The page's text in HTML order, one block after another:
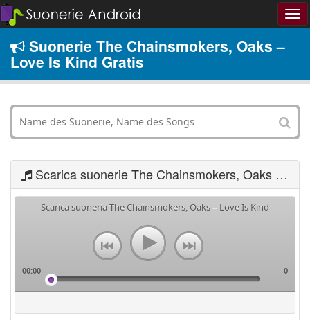
Suonerie The Chainsmokers, Oaks –
Love Is Kind Gratis
Scarica suonerie The Chainsmokers, Oaks – Love Is Kind
Scarica suoneria The Chainsmokers, Oaks – Love Is Kind
00:00 0